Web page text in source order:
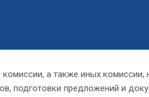
а также иных
подготовки предложений и